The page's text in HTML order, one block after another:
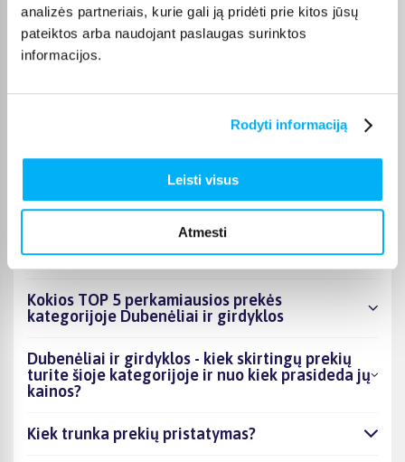
analizės partneriais, kurie gali ją pridėti prie kitos jūsų
pateiktos arba naudojant paslaugas surinktos
informacijos.
Rodyti informaciją
Leisti visus
Atmesti
kurjerio pristatymas – nuo 2,99 €. Sandėlyje esančios prekės
paprastai pristatomos per 1–2 darbo dienas, o tikslus
kiekvienos prekės pristatymo terminas nurodytas jos
puslapyje.
pristatysime per nurodytą terminą, o jei pageidausite
užsakymą atsiimti patys, atitinkamai pažymėtas prekes
galėsite atsiimti mūsų biure Kaune.
DUK
Kokios TOP 5 perkamiausios prekės
kategorijoje Dubenėliai ir girdyklos
Dubenėliai ir girdyklos - kiek skirtingų prekių
turite šioje kategorijoje ir nuo kiek prasideda jų
kainos?
Kiek trunka prekių pristatymas?